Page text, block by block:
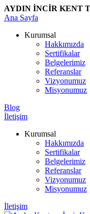
AYDIN İNCİR KENT
Ana Sayfa
Kurumsal
Hakkımızda
Sertifikalar
Belgelerimiz
Referanslar
Vizyonumuz
Misyonumuz
Blog
İletişim
Kurumsal
Hakkımızda
Sertifikalar
Belgelerimiz
Referanslar
Vizyonumuz
Misyonumuz
İletişim